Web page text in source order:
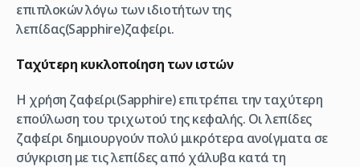
επιπλοκών λόγω των ιδιοτήτων της
λεπίδας(Sapphire)ζαφείρι.
Ταχύτερη κυκλοποίηση των ιστών
Η χρήση ζαφείρι(Sapphire) επιτρέπει την ταχύτερη
επούλωση του τριχωτού της κεφαλής. Οι λεπίδες
ζαφείρι δημιουργούν πολύ μικρότερα ανοίγματα σε
σύγκριση με τις λεπίδες από χάλυβα κατά τη